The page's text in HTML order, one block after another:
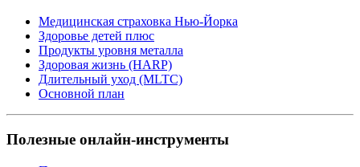
Медицинская страховка Нью-Йорка
Здоровье детей плюс
Продукты уровня металла
Здоровая жизнь (HARP)
Длительный уход (MLTC)
Основной план
Полезные онлайн-инструменты